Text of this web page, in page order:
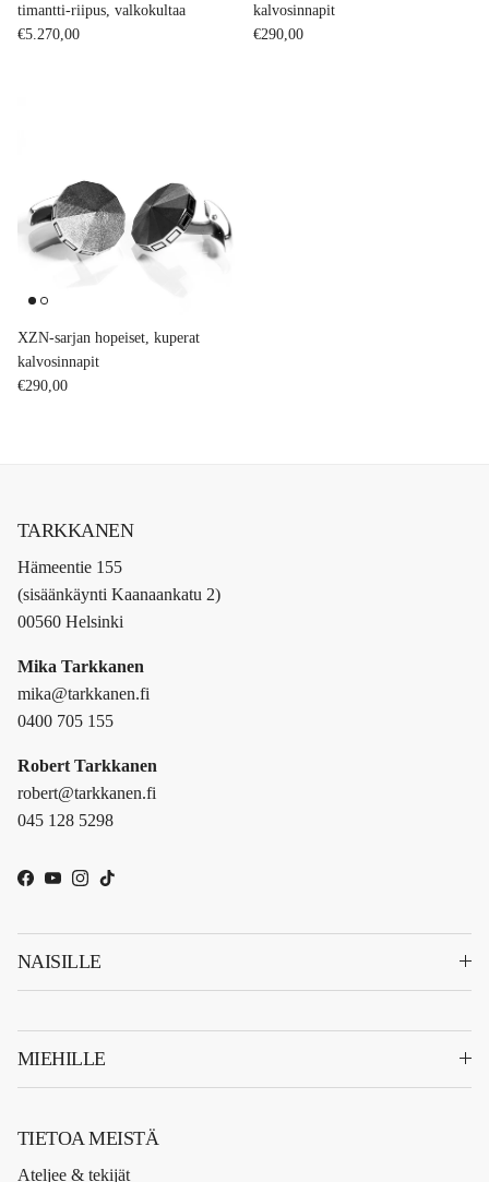
timantti-riipus, valkokultaa
Regular price
€5.270,00
kalvosinnapit
Regular price
€290,00
XZN-sarjan hopeiset, kuperat
kalvosinnapit
Regular price
€290,00
TARKKANEN
Hämeentie 155
(sisäänkäynti Kaanaankatu 2)
00560 Helsinki
Mika Tarkkanen
mika@tarkkanen.fi
0400 705 155
Robert Tarkkanen
robert@tarkkanen.fi
045 128 5298
Facebook
YouTube
Instagram
TikTok
NAISILLE
MIEHILLE
TIETOA MEISTÄ
Ateljee & tekijät